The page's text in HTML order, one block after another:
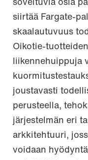
soveltuvia osia
siirtää Fargate-
skaalautuvuus
Oikotie-
liikennehuippuja
joustavasti
perusteella,
järjestelmän eri
arkkitehtuuri,
voidaan